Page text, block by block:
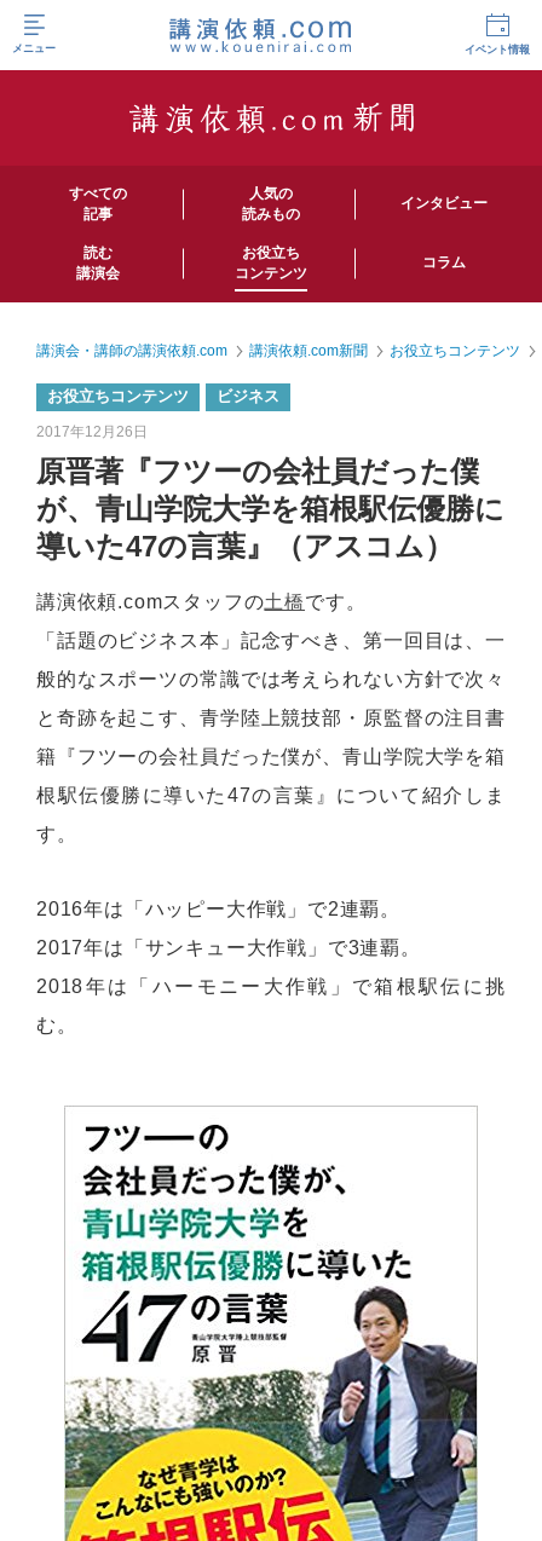
メニュー イベント情報
すべての
記事
人気の
読みもの
インタビュー
読む
講演会
お役立ち
コンテンツ
コラム
講演会・講師の講演依頼.com 講演依頼.com新聞 お役立ちコンテンツ
お役立ちコンテンツ ビジネス
2017年12月26日
原晋著『フツーの会社員だった僕
が、青山学院大学を箱根駅伝優勝に
導いた47の言葉』（アスコム）
講演依頼.comスタッフの土橋です。
「話題のビジネス本」記念すべき、第一回目は、一
般的なスポーツの常識では考えられない方針で次々
と奇跡を起こす、青学陸上競技部・原監督の注目書
籍『フツーの会社員だった僕が、青山学院大学を箱
根駅伝優勝に導いた47の言葉』について紹介しま
す。
2016年は「ハッピー大作戦」で2連覇。
2017年は「サンキュー大作戦」で3連覇。
2018年は「ハーモニー大作戦」で箱根駅伝に挑
む。